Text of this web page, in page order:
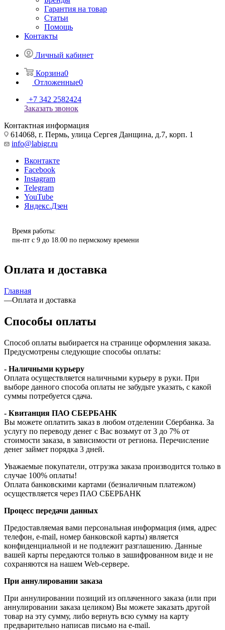
Гарантия на товар
Статьи
Помощь
Контакты
Личный кабинет
Корзина0
Отложенные0
+7 342 2582424
Заказать звонок
Контактная информация
614068, г. Пермь, улица Сергея Данщина, д.7, корп. 1
info@labigr.ru
Вконтакте
Facebook
Instagram
Telegram
YouTube
Яндекс.Дзен
Время работы:
пн-пт с 9 до 18.00 по пермскому времени
Оплата и доставка
Главная
—Оплата и доставка
Способы оплаты
Способ оплаты выбирается на странице оформления заказа.
Предусмотрены следующие способы оплаты:
- Наличными курьеру
Оплата осуществляется наличными курьеру в руки. При
выборе данного способа оплаты не забудьте указать, с какой
суммы потребуется сдача.
- Квитанция ПАО СБЕРБАНК
Вы можете оплатить заказ в любом отделении Сбербанка. За
услугу по переводу денег с Вас возьмут от 3 до 7% от
стоимости заказа, в зависимости от региона. Перечисление
денег займет порядка 3 дней.
Уважаемые покупатели, отгрузка заказа производится только в
случае 100% оплаты!
Оплата банковскими картами (безналичным платежом)
осуществляется через ПАО СБЕРБАНК
Процесс передачи данных
Предоставляемая вами персональная информация (имя, адрес
телефон, e-mail, номер банковской карты) является
конфиденциальной и не подлежит разглашению. Данные
вашей карты передаются только в зашифрованном виде и не
сохраняются на нашем Web-сервере.
При аннулировании заказа
При аннулировании позиций из оплаченного заказа (или при
аннулировании заказа целиком) Вы можете заказать другой
товар на эту сумму, либо вернуть всю сумму на карту
предварительно написав письмо на e-mail.